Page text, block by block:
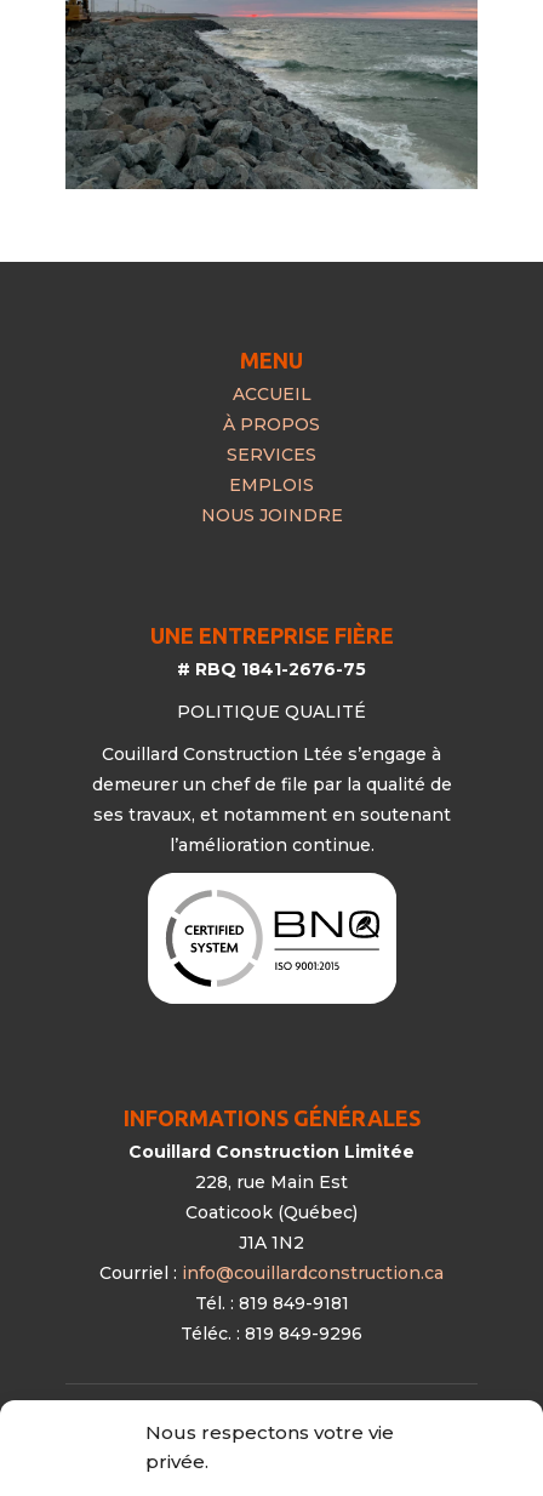
Nous respectons votre vie
privée.
MENU
ACCUEIL
À PROPOS
SERVICES
EMPLOIS
NOUS JOINDRE
UNE ENTREPRISE FIÈRE
# RBQ 1841-2676-75
POLITIQUE QUALITÉ
Couillard Construction Ltée s’engage à
demeurer un chef de file par la qualité de
ses travaux, et notamment en soutenant
l’amélioration continue.
INFORMATIONS GÉNÉRALES
Couillard Construction Limitée
228, rue Main Est
Coaticook (Québec)
J1A 1N2
Courriel : info@couillardconstruction.ca
Tél. : 819 849-9181
Téléc. : 819 849-9296